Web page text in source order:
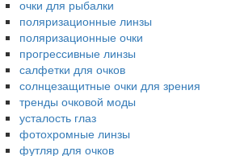
очки для рыбалки
поляризационные линзы
поляризационные очки
прогрессивные линзы
салфетки для очков
солнцезащитные очки для зрения
тренды очковой моды
усталость глаз
фотохромные линзы
футляр для очков